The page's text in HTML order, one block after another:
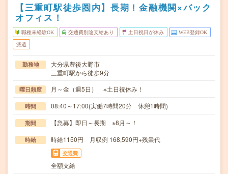
【三重町駅徒歩圏内】長期！金融機関×バック
オフィス！
職種未経験OK 交通費別途支給あり 土日祝日が休み WEB登録OK
派遣
勤務地
大分県豊後大野市
三重町駅から徒歩9分
曜日頻度 月～金（週5日） ※土日祝休み！
時間 08:40～17:00(実働7時間20分 休憩1時間)
期間 【急募】即日～長期 ※8月～！
時給 時給1150円 月収例 168,590円+残業代
交通費
全額支給